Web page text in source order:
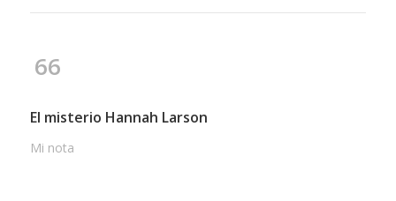
66
El misterio Hannah Larson
Mi nota